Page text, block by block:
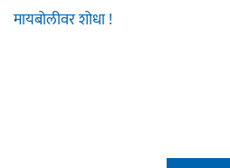
मायबोलीवर शोधा !